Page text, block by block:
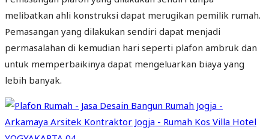
melibatkan ahli konstruksi dapat merugikan pemilik rumah.
Pemasangan yang dilakukan sendiri dapat menjadi
permasalahan di kemudian hari seperti plafon ambruk dan
untuk memperbaikinya dapat mengeluarkan biaya yang
lebih banyak.